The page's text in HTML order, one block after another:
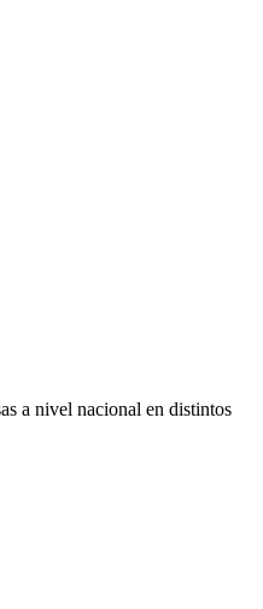
a nivel nacional en distintos